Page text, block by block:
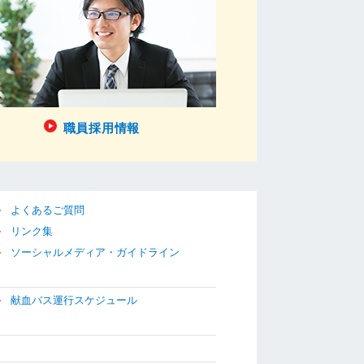
職員採用情報
よくあるご質問
リンク集
ソーシャルメディア・ガイドライン
献血バス運行スケジュール